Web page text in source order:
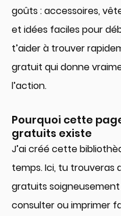
goûts : accessoires,
et idées faciles pour
t’aider à trouver
gratuit qui donne
l’action.
Pourquoi cette
gratuits existe
J’ai créé cette
temps. Ici, tu trouveras
gratuits
consulter ou imprimer